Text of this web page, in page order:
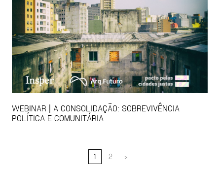
WEBINAR | A CONSOLIDAÇÃO: SOBREVIVÊNCIA
POLÍTICA E COMUNITÁRIA
1 2 >